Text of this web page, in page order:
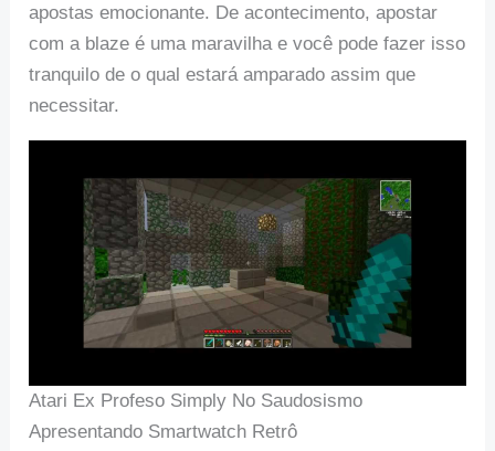
apostas emocionante. De acontecimento, apostar
com a blaze é uma maravilha e você pode fazer isso
tranquilo de o qual estará amparado assim que
necessitar.
Atari Ex Profeso Simply No Saudosismo
Apresentando Smartwatch Retrô